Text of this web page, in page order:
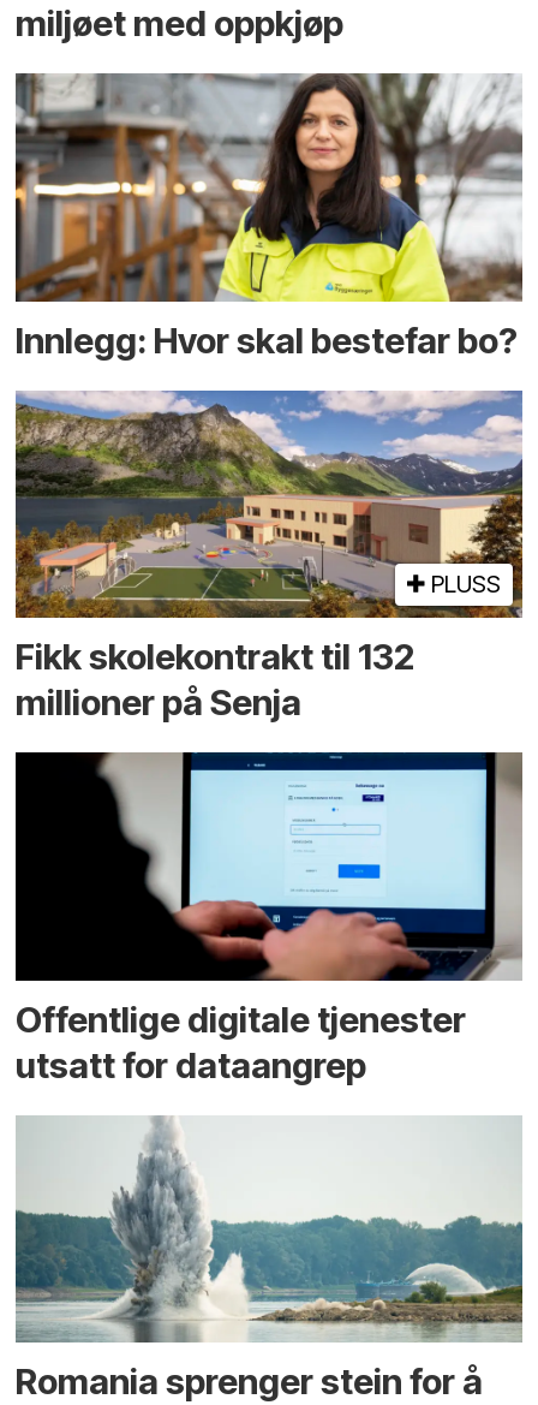
miljøet med oppkjøp
Innlegg: Hvor skal bestefar bo?
PLUSS
Fikk skole­kontrakt til 132
millioner på Senja
Offentlige digitale tjenester
utsatt for dataangrep
Romania sprenger stein for å